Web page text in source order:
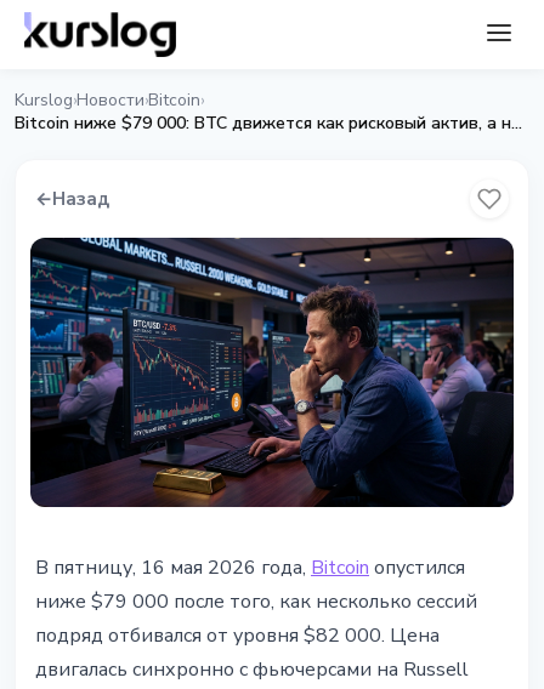
Kurslog›Новости›Bitcoin›
Bitcoin ниже $79 000: BTC движется как рисковый актив, а не как золото
←Назад
Bitcoin ниже $79 000: BTC
движется как рисковый актив, а
не как золото
В пятницу, 16 мая 2026 года, Bitcoin опустился
ниже $79 000 после того, как несколько сессий
подряд отбивался от уровня $82 000. Цена
двигалась синхронно с фьючерсами на Russell